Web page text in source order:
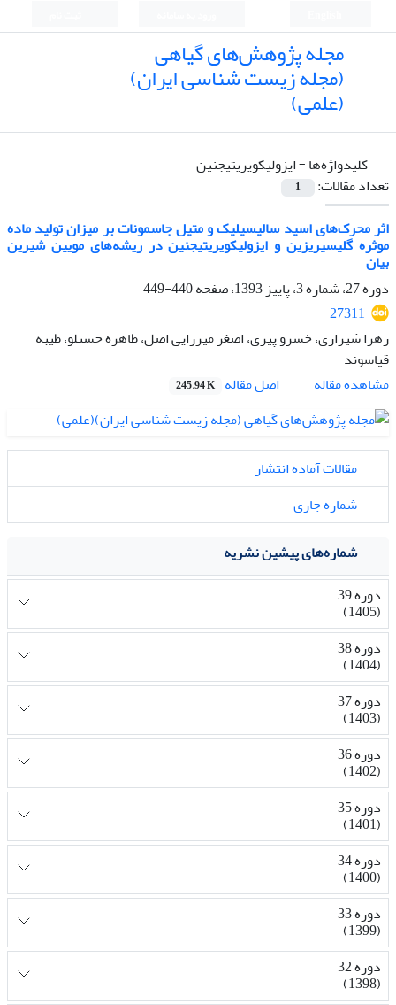
مجله پژوهش‌های گیاهی
(مجله زیست شناسی ایران)
(علمی)
کلیدواژه‌ها =ایزولیکویریتیجنین
تعداد مقالات:
1
اثر محرک‌های اسید سالیسیلیک و متیل جاسمونات بر میزان تولید ماده
موثره گلیسیریزین و ایزولیکویریتیجنین در ریشه‌های مویین شیرین
بیان
دوره 27، شماره 3، پاییز 1393، صفحه
440-449
27311
زهرا شیرازی، خسرو پیری، اصغر میرزایی اصل، طاهره حسنلو، طیبه
قیاسوند
مشاهده مقاله
اصل مقاله 245.94 K
مقالات آماده انتشار
شماره جاری
شماره‌های پیشین نشریه
دوره 39
(1405)
دوره 38
(1404)
دوره 37
(1403)
دوره 36
(1402)
دوره 35
(1401)
دوره 34
(1400)
دوره 33
(1399)
دوره 32
(1398)